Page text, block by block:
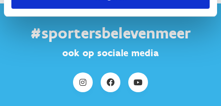
#sportersbelevenmeer
ook op sociale media